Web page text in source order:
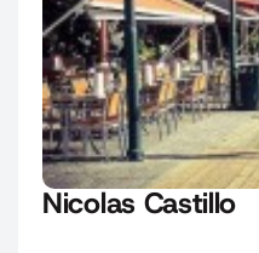
Nicolas Castillo